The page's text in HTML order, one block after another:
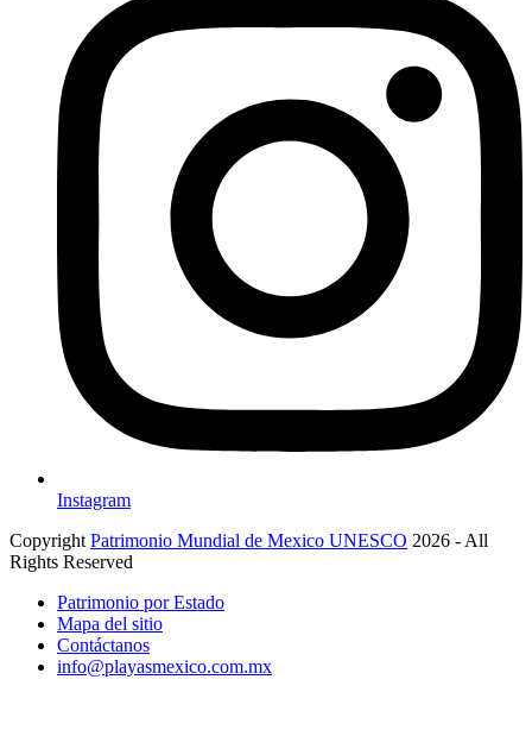
Instagram
Copyright Patrimonio Mundial de Mexico UNESCO 2026 - All
Rights Reserved
Patrimonio por Estado
Mapa del sitio
Contáctanos
info@playasmexico.com.mx